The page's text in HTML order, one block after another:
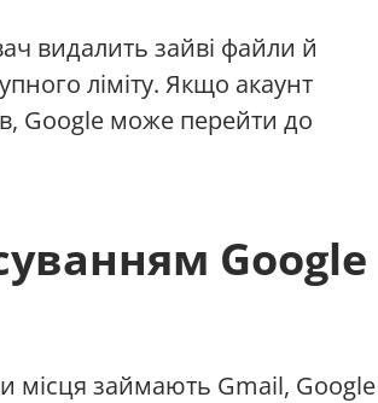
видалить зайві файли й
ліміту. Якщо акаунт
Google може перейти до
Google
місця займають Gmail, Google